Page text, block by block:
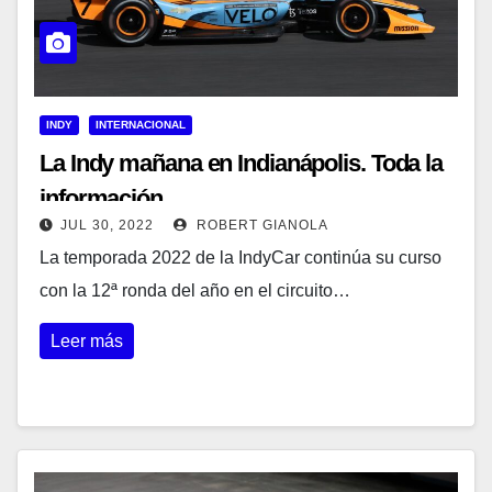
INDY INTERNACIONAL
La Indy mañana en Indianápolis. Toda la
información
JUL 30, 2022 ROBERT GIANOLA
La temporada 2022 de la IndyCar continúa su curso
con la 12ª ronda del año en el circuito…
Leer más